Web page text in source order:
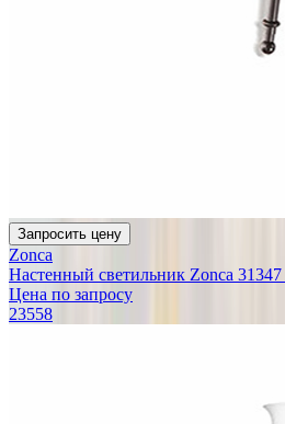
Запросить цену
Zonca
Настенный светильник Zonca
Цена по запросу
23558